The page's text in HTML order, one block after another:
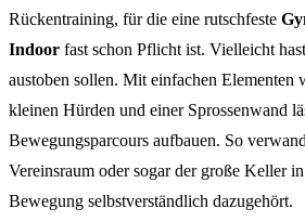
Rückentraining, für die eine rutschfeste
Indoor fast schon Pflicht ist. Vielleicht
austoben sollen. Mit einfachen Elementen
kleinen Hürden und einer Sprossenwand
Bewegungsparcours aufbauen. So
Vereinsraum oder sogar der große Keller
Bewegung selbstverständlich dazugehört.